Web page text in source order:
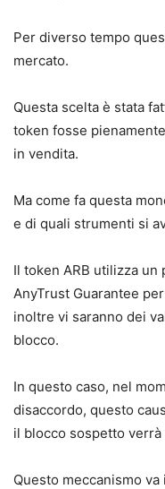
Per diverso tempo
mercato.
Questa scelta è stata
token fosse
in vendita.
Ma come fa questa
e di quali strumenti si
Il token ARB utilizza
AnyTrust Guarantee
inoltre vi saranno dei
blocco.
In questo caso, nel
disaccordo, questo
il blocco sospetto
Questo meccanismo